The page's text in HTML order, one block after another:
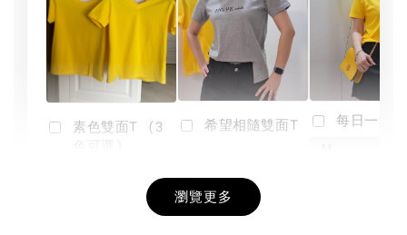
素色雙面T (3
+
希望相隨雙面T
NT$ 190
-
每日一笑
瀏覽更多